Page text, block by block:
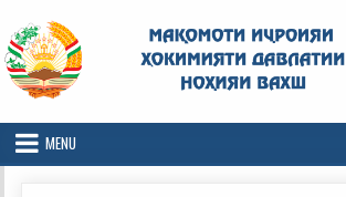
to
content
MENU